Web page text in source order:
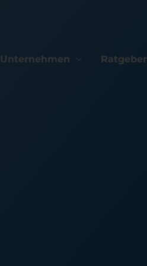
Unternehmen Ratgeber